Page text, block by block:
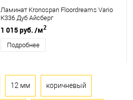
Ламинат Kronospan Floordreams Vario
К336 Дуб Айсберг
1 015 руб. /м2
Подробнее
12 мм коричневый